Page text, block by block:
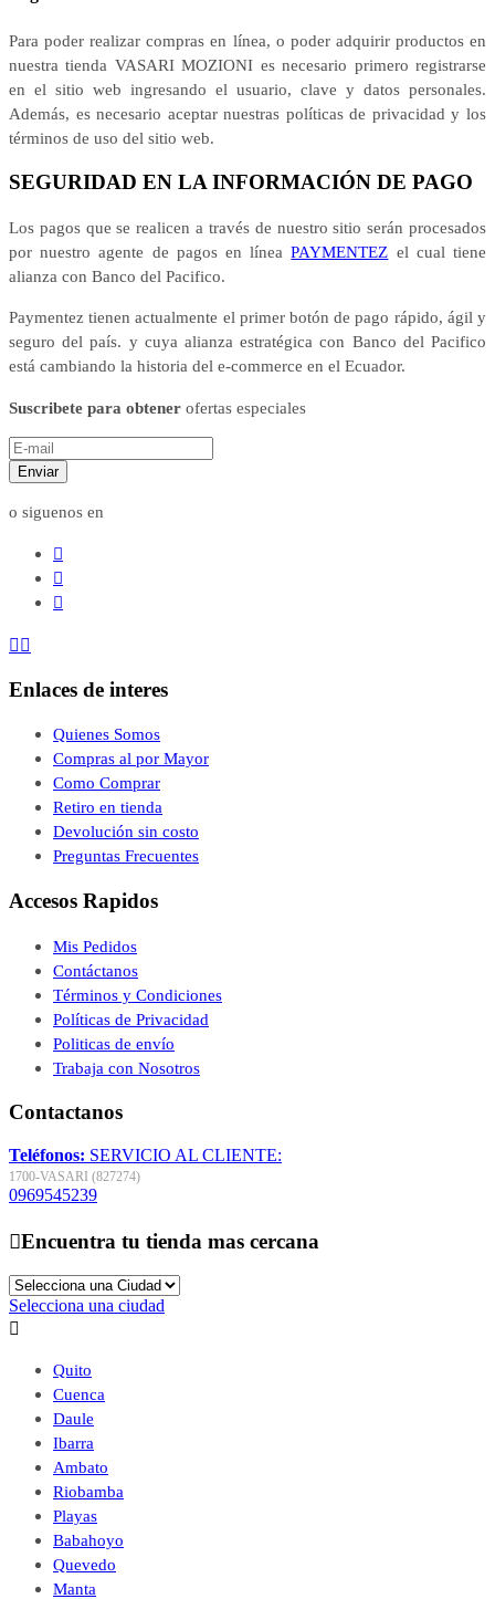
Para poder realizar compras en línea, o poder adquirir productos en
nuestra tienda VASARI MOZIONI es necesario primero registrarse
en el sitio web ingresando el usuario, clave y datos personales.
Además, es necesario aceptar nuestras políticas de privacidad y los
términos de uso del sitio web.
SEGURIDAD EN LA INFORMACIÓN DE PAGO
Los pagos que se realicen a través de nuestro sitio serán procesados
por nuestro agente de pagos en líneaPAYMENTEZ el cual tiene
alianza con Banco del Pacifico.
Paymentez tienen actualmente el primer botón de pago rápido, ágil y
seguro del país. y cuya alianza estratégica con Banco del Pacifico
está cambiando la historia del e-commerce en el Ecuador.
Suscribete para obtener ofertas especiales
Enviar
o siguenos en



 
Enlaces de interes
Quienes Somos
Compras al por Mayor
Como Comprar
Retiro en tienda
Devolución sin costo
Preguntas Frecuentes
Accesos Rapidos
Mis Pedidos
Contáctanos
Términos y Condiciones
Políticas de Privacidad
Politicas de envío
Trabaja con Nosotros
Contactanos
Teléfonos: SERVICIO AL CLIENTE:
1700-VASARI (827274)
0969545239
Encuentra tu tienda mas cercana
Selecciona una ciudad

Quito
Cuenca
Daule
Ibarra
Ambato
Riobamba
Playas
Babahoyo
Quevedo
Manta